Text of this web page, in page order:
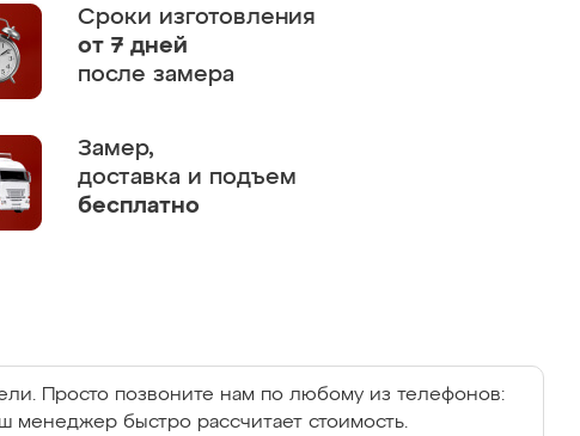
Сроки изготовления
от 7 дней
после замера
Замер,
доставка и подъем
бесплатно
Просто позвоните нам по любому из телефонов:
менеджер быстро рассчитает стоимость.